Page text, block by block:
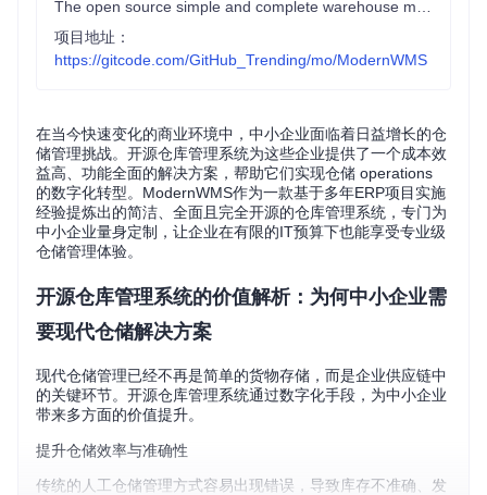
项目地址：
https://gitcode.com/GitHub_Trending/mo/ModernWMS
在当今快速变化的商业环境中，中小企业面临着日益增长的仓
储管理挑战。开源仓库管理系统为这些企业提供了一个成本效
益高、功能全面的解决方案，帮助它们实现仓储 operations
的数字化转型。ModernWMS作为一款基于多年ERP项目实施
经验提炼出的简洁、全面且完全开源的仓库管理系统，专门为
中小企业量身定制，让企业在有限的IT预算下也能享受专业级
仓储管理体验。
开源仓库管理系统的价值解析：为何中小企业需
要现代仓储解决方案
现代仓储管理已经不再是简单的货物存储，而是企业供应链中
的关键环节。开源仓库管理系统通过数字化手段，为中小企业
带来多方面的价值提升。
提升仓储效率与准确性
传统的人工仓储管理方式容易出现错误，导致库存不准确、发